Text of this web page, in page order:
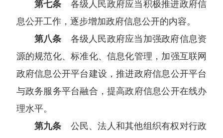
第七条 各级人民政府应当积极推进政府信
息公开工作，逐步增加政府信息公开的内容。
第八条 各级人民政府应当加强政府信息资
源的规范化、标准化、信息化管理，加强互联网
政府信息公开平台建设，推进政府信息公开平台
与政务服务平台融合，提高政府信息公开在线办
理水平。
第九条 公民、法人和其他组织有权对行政